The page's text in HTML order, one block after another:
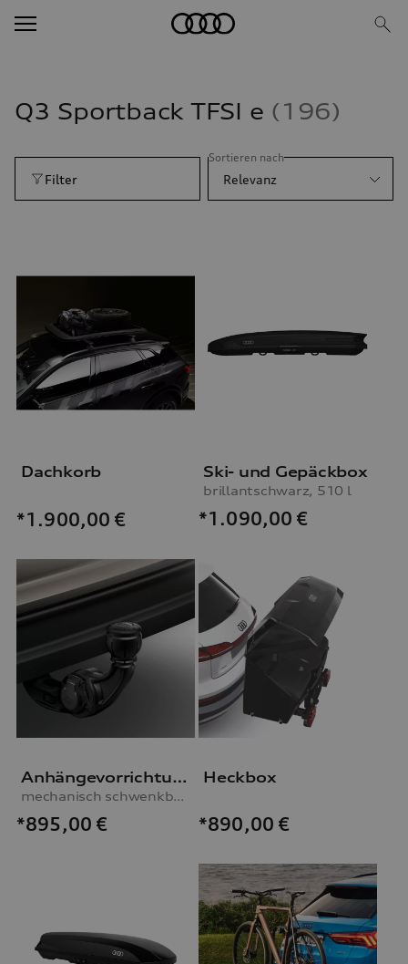
Q3 Sportback TFSI e 196
Filter
Sortieren nach
Relevanz
Dachkorb
*1.900,00 €
Ski- und Gepäckbox
brillantschwarz, 510 l
*1.090,00 €
Anhängevorrichtung
mechanisch schwenkbar, inkl. E-Satz, für Fahrzeuge mit Vorbereitung für AHV
*895,00 €
Heckbox
*890,00 €